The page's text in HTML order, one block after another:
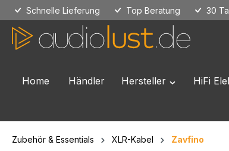
Hauptinhalt springen
Zur Suche springen
Zur Hauptnavigation springen
Schnelle Lieferung Top Beratung 30
Home Händler Hersteller Öffne oder
HiFi
Zubehör & Essentials XLR-Kabel Zavfino